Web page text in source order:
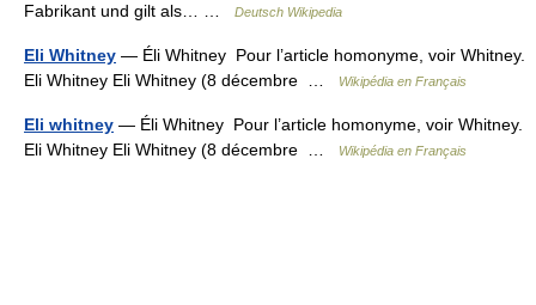
Fabrikant und gilt als… …
Deutsch Wikipedia
Eli Whitney — Éli Whitney Pour l’article homonyme, voir Whitney.
Eli Whitney Eli Whitney (8 décembre …
Wikipédia en Français
Eli whitney — Éli Whitney Pour l’article homonyme, voir Whitney.
Eli Whitney Eli Whitney (8 décembre …
Wikipédia en Français